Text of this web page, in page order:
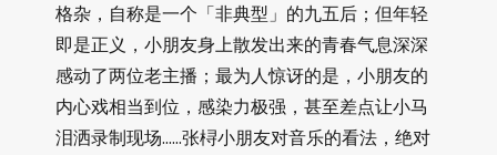
格杂，自称是一个「非典型」的九五后；但年轻
即是正义，小朋友身上散发出来的青春气息深深
感动了两位老主播；最为人惊讶的是，小朋友的
内心戏相当到位，感染力极强，甚至差点让小马
泪洒录制现场……张桪小朋友对音乐的看法，绝对